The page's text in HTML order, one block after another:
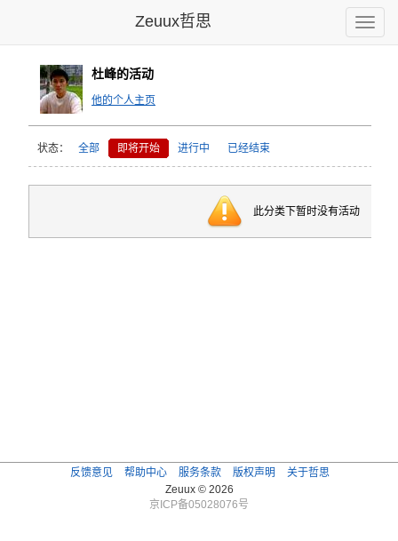
Toggle
Zeuux哲思
杜峰的活动
他的个人主页
状态： 全部 即将开始 进行中 已经结束
此分类下暂时没有活动
反馈意见 帮助中心 服务条款 版权声明
关于哲思
Zeuux © 2026
京ICP备05028076号